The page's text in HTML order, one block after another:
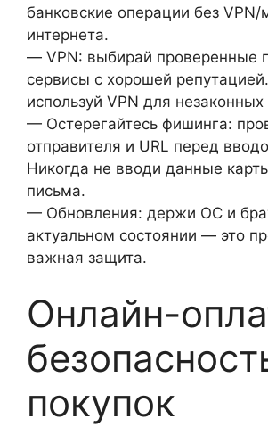
банковские операции без VPN/
интернета.
— VPN: выбирай проверенные
сервисы с хорошей
используй VPN для
— Остерегайтесь фишинга:
отправителя и URL перед
Никогда не вводи данные
письма.
— Обновления: держи ОС и
актуальном состоянии — это
важная защита.
Онлайн-
покупок